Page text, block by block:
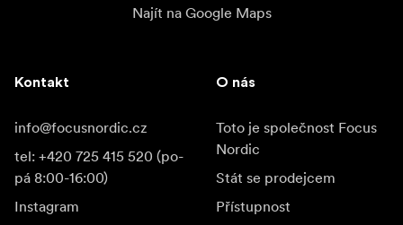
Najít na Google Maps
Kontakt
info@focusnordic.cz
tel: +420 725 415 520 (po-
pá 8:00-16:00)
Instagram
O nás
Toto je společnost Focus
Nordic
Stát se prodejcem
Přístupnost